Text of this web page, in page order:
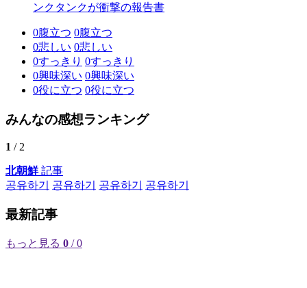
ンクタンクが衝撃の報告書
0腹立つ 0腹立つ
0悲しい 0悲しい
0すっきり 0すっきり
0興味深い 0興味深い
0役に立つ 0役に立つ
みんなの感想ランキング
1 / 2
北朝鮮記事
공유하기
공유하기 공유하기 공유하기
最新記事
もっと見る 0 / 0